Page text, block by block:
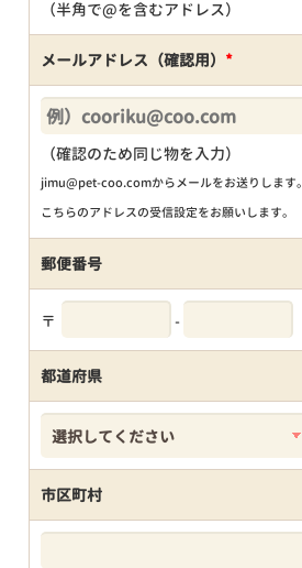
（半角で@を含むアドレス）
メールアドレス（確認用） *
（確認のため同じ物を入力）
jimu@pet-coo.comからメールをお送りします。
こちらのアドレスの受信設定をお願いします。
郵便番号
〒 -
都道府県
市区町村